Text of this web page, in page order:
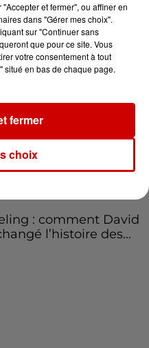
school bus au
les bleus à
U.S.A - Bruce
: la chanson que
: comment David
l’histoire des...
et fermer", ou affiner en
dans "Gérer mes choix".
sur "Continuer sans
que pour ce site. Vous
votre consentement à tout
situé en bas de chaque page.
choix
fermer